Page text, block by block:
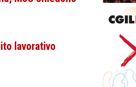
lavorativo